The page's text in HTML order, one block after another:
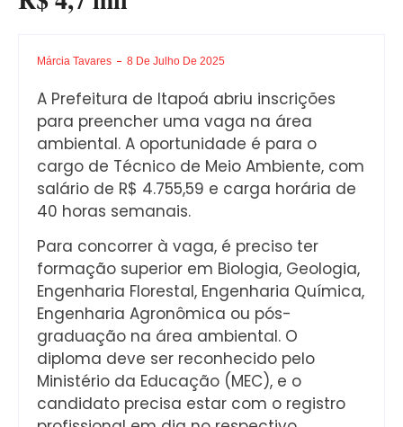
Márcia Tavares 8 De Julho De 2025
A Prefeitura de Itapoá abriu inscrições
para preencher uma vaga na área
ambiental. A oportunidade é para o
cargo de Técnico de Meio Ambiente, com
salário de R$ 4.755,59 e carga horária de
40 horas semanais.
Para concorrer à vaga, é preciso ter
formação superior em Biologia, Geologia,
Engenharia Florestal, Engenharia Química,
Engenharia Agronômica ou pós-
graduação na área ambiental. O
diploma deve ser reconhecido pelo
Ministério da Educação (MEC), e o
candidato precisa estar com o registro